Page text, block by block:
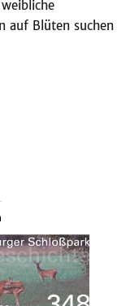
auf Blüten suchen